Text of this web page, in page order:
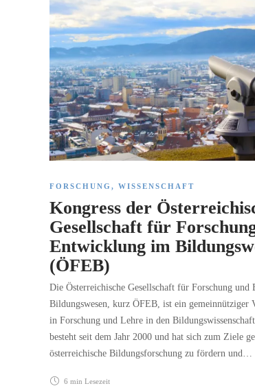
FORSCHUNG , WISSENSCHAFT
Kongress der
Gesellschaft für
Entwicklung im
(ÖFEB)
Die Österreichische Gesellschaft für Forschung
Bildungswesen, kurz ÖFEB, ist ein gemeinnütziger
in Forschung und Lehre in den
besteht seit dem Jahr 2000 und hat sich zum Ziele
österreichische Bildungsforschung zu fördern und…
6 min Lesezeit